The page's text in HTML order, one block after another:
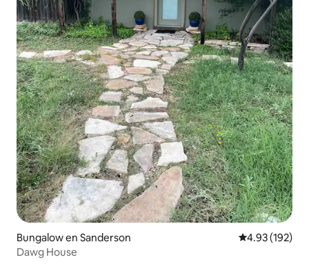
Bungalow en Sanderson Calificación
4.93 (192)
Dawg House